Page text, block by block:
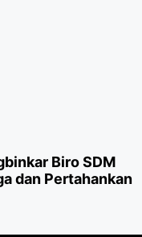
Biro SDM
dan Pertahankan